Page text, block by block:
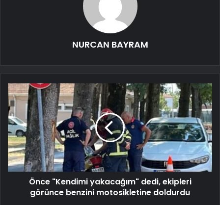
NURCAN BAYRAM
Önce "Kendimi yakacağım" dedi, ekipleri
görünce benzini motosikletine doldurdu